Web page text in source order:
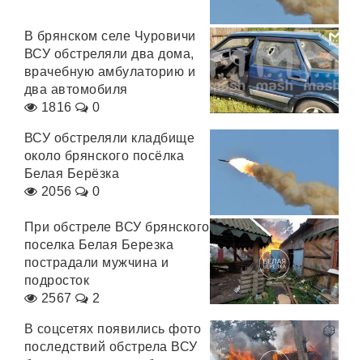
В брянском селе Чуровичи
ВСУ обстреляли два дома,
врачебную амбулаторию и
два автомобиля
1816
0
ВСУ обстреляли кладбище
около брянского посёлка
Белая Берёзка
2056
0
При обстреле ВСУ брянского
поселка Белая Березка
пострадали мужчина и
подросток
2567
2
В соцсетях появились фото
последствий обстрела ВСУ